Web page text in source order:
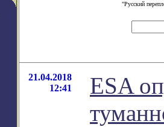
"Русский
21.04.2018
12:41
ESA